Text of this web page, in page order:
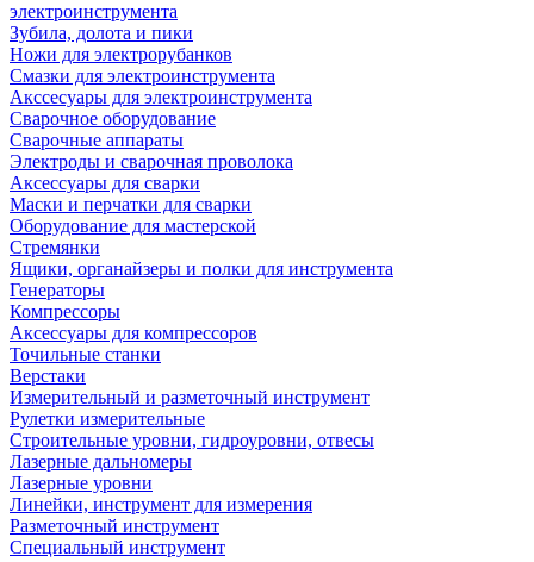
электроинструмента
Зубила, долота и пики
Ножи для электрорубанков
Смазки для электроинструмента
Акссесуары для электроинструмента
Сварочное оборудование
Сварочные аппараты
Электроды и сварочная проволока
Аксессуары для сварки
Маски и перчатки для сварки
Оборудование для мастерской
Стремянки
Ящики, органайзеры и полки для инструмента
Генераторы
Компрессоры
Аксессуары для компрессоров
Точильные станки
Верстаки
Измерительный и разметочный инструмент
Рулетки измерительные
Строительные уровни, гидроуровни, отвесы
Лазерные дальномеры
Лазерные уровни
Линейки, инструмент для измерения
Разметочный инструмент
Специальный инструмент